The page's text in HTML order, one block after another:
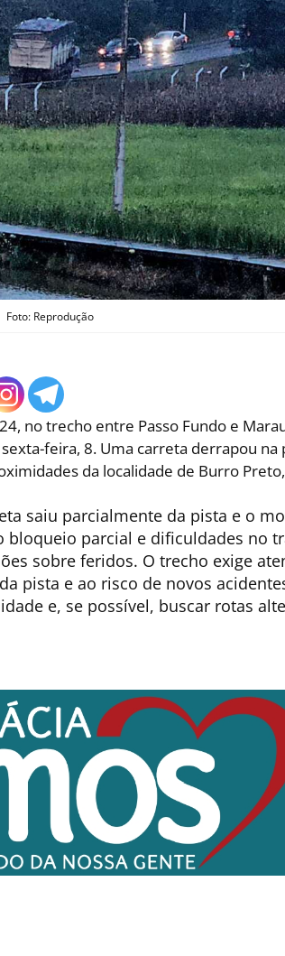
Foto: Reprodução
no trecho entre Passo Fundo e
feira, 8.Uma carreta derrapou na
da localidade de Burro
saiu parcialmente da pista e o
bloqueio parcial e dificuldades no
sobre feridos. O trecho exige
pista e ao risco de novos
e, se possível, buscar rotas